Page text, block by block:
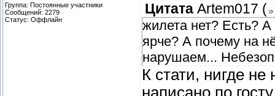
Группа: Постоянные участники
Сообщений: 2279
Статус: Оффлайн
Цитата Artem017 (
жилета нет? Есть?
ярче? А почему на
нарушаем...
К стати, нигде
написано по